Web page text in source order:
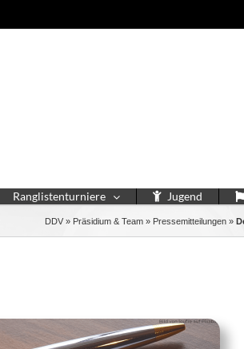
Ranglistenturniere Jugend
DDV » Präsidium & Team » Pressemitteilungen »